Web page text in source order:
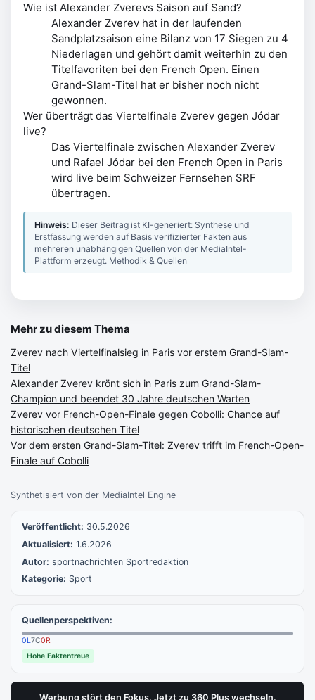
Synthetisiert von der MediaIntel Engine
Veröffentlicht: 30.5.2026
Aktualisiert: 1.6.2026
Autor: sportnachrichten Sportredaktion
Kategorie: Sport
Quellenperspektiven:
0L7C0R
Hohe Faktentreue
Werbung stört den Fokus. Jetzt zu 360 Plus wechseln.
Wie ist Alexander Zverevs Saison auf Sand?
Alexander Zverev hat in der laufenden
Sandplatzsaison eine Bilanz von 17 Siegen zu 4
Niederlagen und gehört damit weiterhin zu den
Titelfavoriten bei den French Open. Einen
Grand-Slam-Titel hat er bisher noch nicht
gewonnen.
Wer überträgt das Viertelfinale Zverev gegen Jódar
live?
Das Viertelfinale zwischen Alexander Zverev
und Rafael Jódar bei den French Open in Paris
wird live beim Schweizer Fernsehen SRF
übertragen.
Hinweis: Dieser Beitrag ist KI-generiert: Synthese und
Erstfassung werden auf Basis verifizierter Fakten aus
mehreren unabhängigen Quellen von der MediaIntel-
Plattform erzeugt. Methodik & Quellen
Mehr zu diesem Thema
Zverev nach Viertelfinalsieg in Paris vor erstem Grand-Slam-
Titel
Alexander Zverev krönt sich in Paris zum Grand-Slam-
Champion und beendet 30 Jahre deutschen Warten
Zverev vor French-Open-Finale gegen Cobolli: Chance auf
historischen deutschen Titel
Vor dem ersten Grand-Slam-Titel: Zverev trifft im French-Open-
Finale auf Cobolli